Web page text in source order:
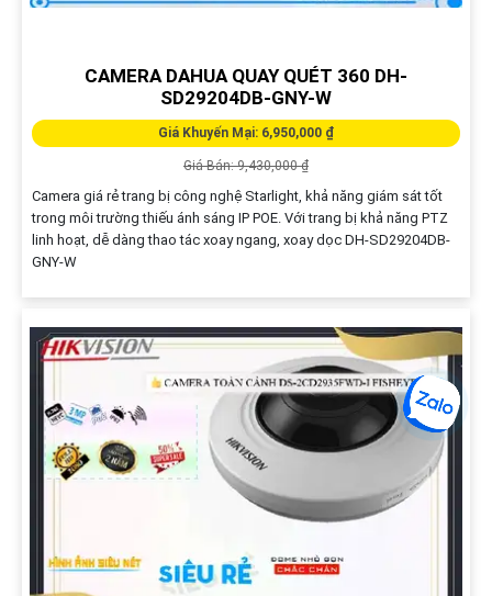
CAMERA DAHUA QUAY QUÉT 360 DH-
SD29204DB-GNY-W
Giá Khuyến Mại: 6,950,000 ₫
Giá Bán: 9,430,000 ₫
Camera giá rẻ trang bị công nghệ Starlight, khả năng giám sát tốt
trong môi trường thiếu ánh sáng IP POE. Với trang bị khả năng PTZ
linh hoạt, dễ dàng thao tác xoay ngang, xoay dọc DH-SD29204DB-
GNY-W